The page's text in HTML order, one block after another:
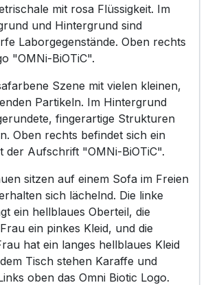
mit rosa Flüssigkeit. Im
und Hintergrund sind
Laborgegenstände. Oben rechts
"OMNi-BiOTiC".
Szene mit vielen kleinen,
Partikeln. Im Hintergrund
fingerartige Strukturen
Oben rechts befindet sich ein
der Aufschrift "OMNi-BiOTiC".
sitzen auf einem Sofa im Freien
sich lächelnd. Die linke
ein hellblaues Oberteil, die
ein pinkes Kleid, und die
hat ein langes hellblaues Kleid
Tisch stehen Karaffe und
oben das Omni Biotic Logo.